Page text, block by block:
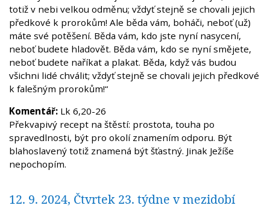
totiž v nebi velkou odměnu; vždyť stejně se chovali jejich
předkové k prorokům! Ale běda vám, boháči, neboť (už)
máte své potěšení. Běda vám, kdo jste nyní nasycení,
neboť budete hladovět. Běda vám, kdo se nyní smějete,
neboť budete naříkat a plakat. Běda, když vás budou
všichni lidé chválit; vždyť stejně se chovali jejich předkové
k falešným prorokům!“
Komentář: Lk 6,20-26
Překvapivý recept na štěstí: prostota, touha po
spravedlnosti, být pro okolí znamením odporu. Být
blahoslavený totiž znamená být šťastný. Jinak Ježíše
nepochopím.
12. 9. 2024, Čtvrtek 23. týdne v mezidobí